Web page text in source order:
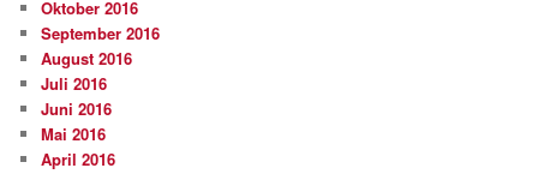
Oktober 2016
September 2016
August 2016
Juli 2016
Juni 2016
Mai 2016
April 2016